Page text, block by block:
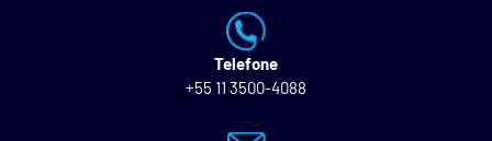
Telefone
+55 11 3500-4088